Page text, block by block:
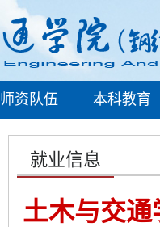
师资队伍 本科教育
就业信息
土木与交通